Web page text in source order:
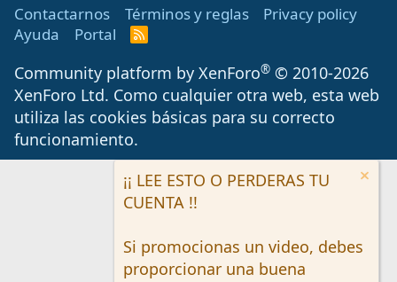
Contactarnos
Términos y reglas
Privacy policy
Ayuda
Portal
R
S
Community platform by XenForo® © 2010-2026
XenForo Ltd. Como cualquier otra web, esta web
utiliza las cookies básicas para su correcto
funcionamiento.
¡¡ LEE ESTO O PERDERAS TU
CUENTA !!
Si promocionas un video, debes
proporcionar una buena